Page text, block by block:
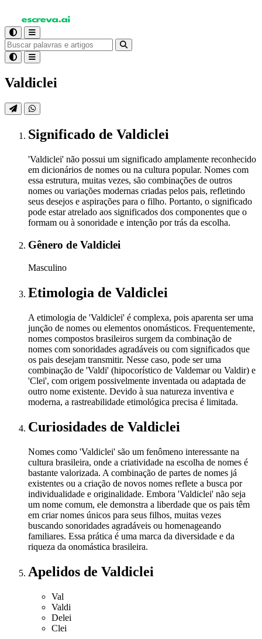
Valdiclei
Significado de Valdiclei
'Valdiclei' não possui um significado amplamente reconhecido
em dicionários de nomes ou na cultura popular. Nomes com
essa estrutura, muitas vezes, são combinações de outros
nomes ou variações modernas criadas pelos pais, refletindo
seus desejos e aspirações para o filho. Portanto, o significado
pode estar atrelado aos significados dos componentes que o
formam ou à sonoridade e intenção por trás da escolha.
Gênero de Valdiclei
Masculino
Etimologia de Valdiclei
A etimologia de 'Valdiclei' é complexa, pois aparenta ser uma
junção de nomes ou elementos onomásticos. Frequentemente,
nomes compostos brasileiros surgem da combinação de
nomes com sonoridades agradáveis ou com significados que
os pais desejam transmitir. Nesse caso, pode ser uma
combinação de 'Valdi' (hipocorístico de Valdemar ou Valdir) e
'Clei', com origem possivelmente inventada ou adaptada de
outro nome existente. Devido à sua natureza inventiva e
moderna, a rastreabilidade etimológica precisa é limitada.
Curiosidades de Valdiclei
Nomes como 'Valdiclei' são um fenômeno interessante na
cultura brasileira, onde a criatividade na escolha de nomes é
bastante valorizada. A combinação de partes de nomes já
existentes ou a criação de novos nomes reflete a busca por
individualidade e originalidade. Embora 'Valdiclei' não seja
um nome comum, ele demonstra a liberdade que os pais têm
em criar nomes únicos para seus filhos, muitas vezes
buscando sonoridades agradáveis ou homenageando
familiares. Essa prática é uma marca da diversidade e da
riqueza da onomástica brasileira.
Apelidos de Valdiclei
Val
Valdi
Delei
Clei